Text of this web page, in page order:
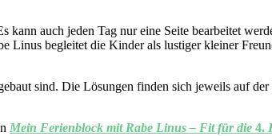
auch jeden Tag nur eine Seite bearbeitet
Linus begleitet die Kinder als lustiger kleiner
sind. Die Lösungen finden sich jeweils auf
Mein Ferienblock mit Rabe Linus – Fit für die 4.